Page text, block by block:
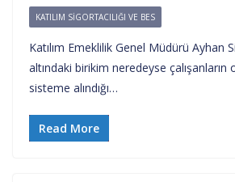
KATILIM SIGORTACILIĞI VE BES
Katılım Emeklilik Genel Müdürü Ayhan
altındaki birikim neredeyse
sisteme alındığı…
Read More